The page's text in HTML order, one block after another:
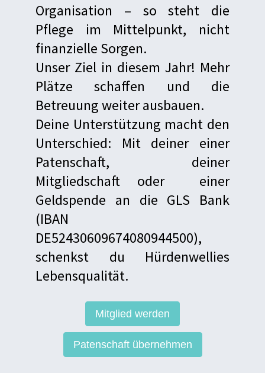
Organisation – so steht die
Pflege im Mittelpunkt, nicht
finanzielle Sorgen.
Unser Ziel in diesem Jahr! Mehr
Plätze schaffen und die
Betreuung weiter ausbauen.
Deine Unterstützung macht den
Unterschied: Mit deiner einer
Patenschaft, deiner
Mitgliedschaft oder einer
Geldspende an die GLS Bank
(IBAN
DE52430609674080944500),
schenkst du Hürdenwellies
Lebensqualität.
Mitglied werden
Patenschaft übernehmen